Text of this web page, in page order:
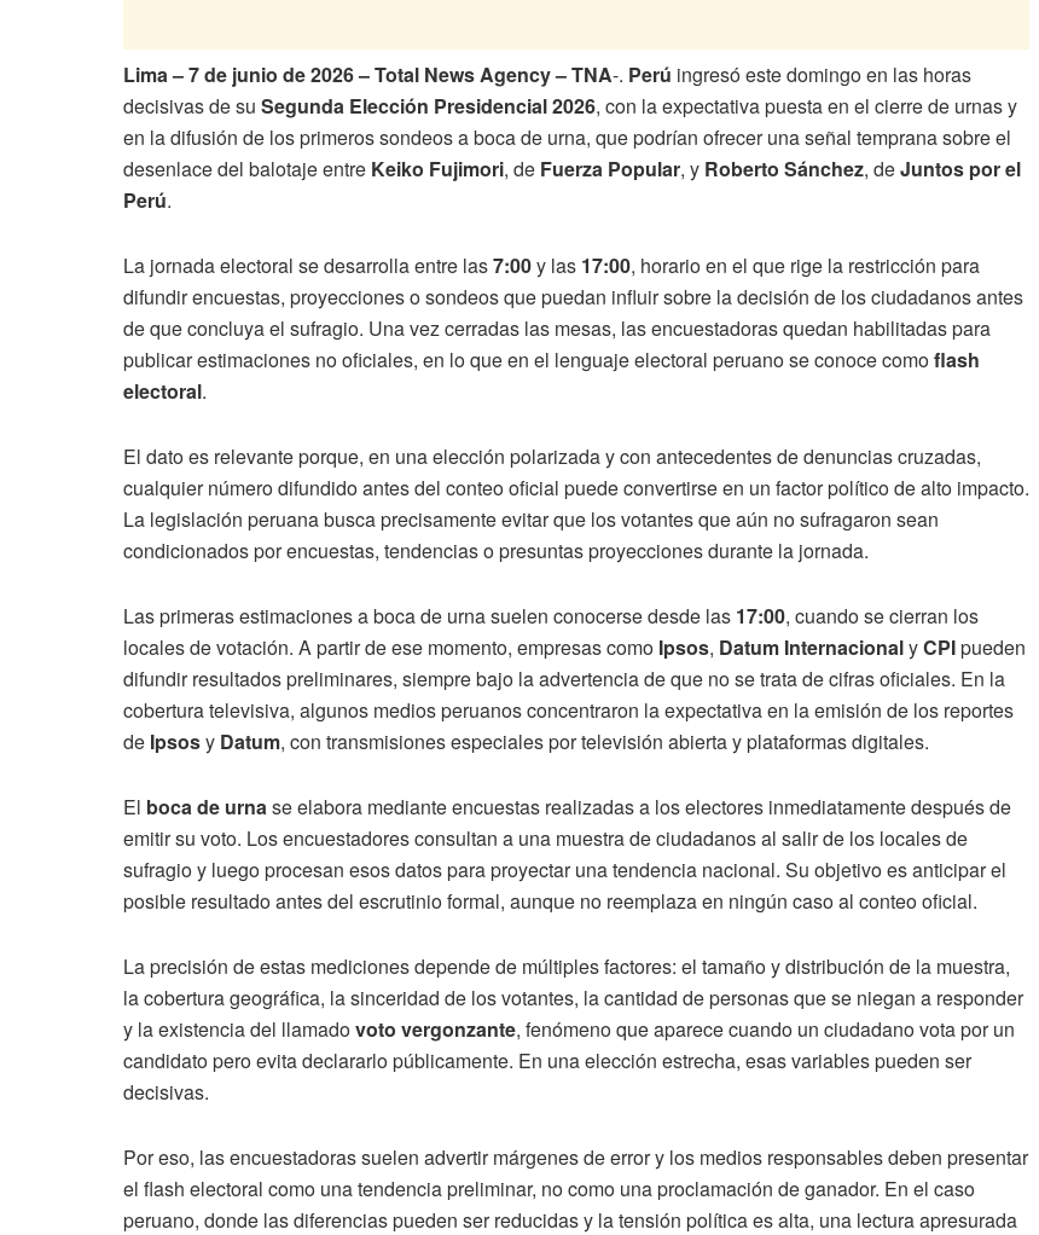
Lima – 7 de junio de 2026 – Total News Agency – TNA-. Perú ingresó este domingo en las horas
decisivas de su Segunda Elección Presidencial 2026, con la expectativa puesta en el cierre de urnas y
en la difusión de los primeros sondeos a boca de urna, que podrían ofrecer una señal temprana sobre el
desenlace del balotaje entre Keiko Fujimori, de Fuerza Popular, y Roberto Sánchez, deJuntos por el
Perú.
La jornada electoral se desarrolla entre las7:00y las 17:00, horario en el que rige la restricción para
difundir encuestas, proyecciones o sondeos que puedan influir sobre la decisión de los ciudadanos antes
de que concluya el sufragio. Una vez cerradas las mesas, las encuestadoras quedan habilitadas para
publicar estimaciones no oficiales, en lo que en el lenguaje electoral peruano se conoce comoflash
electoral.
El dato es relevante porque, en una elección polarizada y con antecedentes de denuncias cruzadas,
cualquier número difundido antes del conteo oficial puede convertirse en un factor político de alto impacto.
La legislación peruana busca precisamente evitar que los votantes que aún no sufragaron sean
condicionados por encuestas, tendencias o presuntas proyecciones durante la jornada.
Las primeras estimaciones a boca de urna suelen conocerse desde las 17:00, cuando se cierran los
locales de votación. A partir de ese momento, empresas como Ipsos, Datum InternacionalyCPIpueden
difundir resultados preliminares, siempre bajo la advertencia de que no se trata de cifras oficiales. En la
cobertura televisiva, algunos medios peruanos concentraron la expectativa en la emisión de los reportes
de Ipsosy Datum, con transmisiones especiales por televisión abierta y plataformas digitales.
El boca de urnase elabora mediante encuestas realizadas a los electores inmediatamente después de
emitir su voto. Los encuestadores consultan a una muestra de ciudadanos al salir de los locales de
sufragio y luego procesan esos datos para proyectar una tendencia nacional. Su objetivo es anticipar el
posible resultado antes del escrutinio formal, aunque no reemplaza en ningún caso al conteo oficial.
La precisión de estas mediciones depende de múltiples factores: el tamaño y distribución de la muestra,
la cobertura geográfica, la sinceridad de los votantes, la cantidad de personas que se niegan a responder
y la existencia del llamadovoto vergonzante, fenómeno que aparece cuando un ciudadano vota por un
candidato pero evita declararlo públicamente. En una elección estrecha, esas variables pueden ser
decisivas.
Por eso, las encuestadoras suelen advertir márgenes de error y los medios responsables deben presentar
el flash electoral como una tendencia preliminar, no como una proclamación de ganador. En el caso
peruano, donde las diferencias pueden ser reducidas y la tensión política es alta, una lectura apresurada